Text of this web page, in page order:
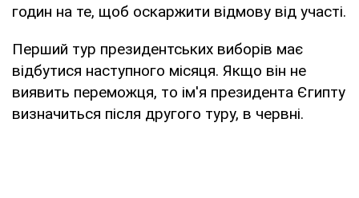
годин на те, щоб оскаржити відмову від участі.
Перший тур президентських виборів має
відбутися наступного місяця. Якщо він не
виявить переможця, то ім'я президента Єгипту
визначиться після другого туру, в червні.